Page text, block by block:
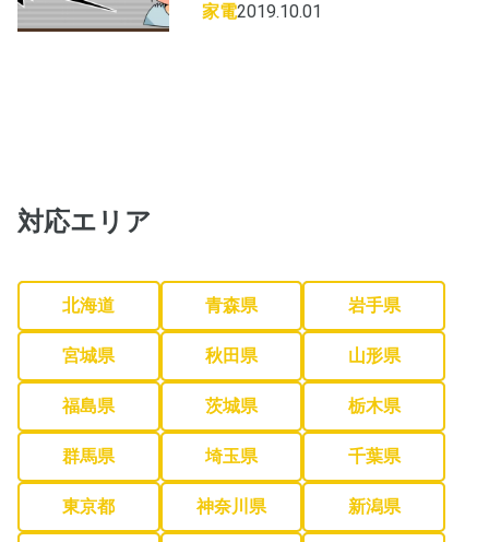
家電2019.10.01
対応エリア
北海道 青森県 岩手県
宮城県 秋田県 山形県
福島県 茨城県 栃木県
群馬県 埼玉県 千葉県
東京都 神奈川県 新潟県